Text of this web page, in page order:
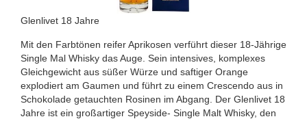
Glenlivet 18 Jahre
Mit den Farbtönen reifer Aprikosen verführt dieser 18-Jährige
Single Mal Whisky das Auge. Sein intensives, komplexes
Gleichgewicht aus süßer Würze und saftiger Orange
explodiert am Gaumen und führt zu einem Crescendo aus in
Schokolade getauchten Rosinen im Abgang. Der Glenlivet 18
Jahre ist ein großartiger Speyside- Single Malt Whisky, den